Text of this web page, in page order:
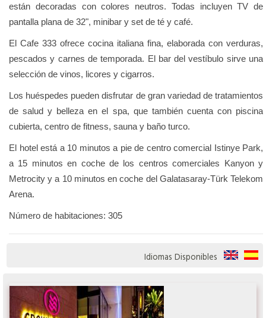
están decoradas con colores neutros. Todas incluyen TV de
pantalla plana de 32", minibar y set de té y café.
El Cafe 333 ofrece cocina italiana fina, elaborada con verduras,
pescados y carnes de temporada. El bar del vestíbulo sirve una
selección de vinos, licores y cigarros.
Los huéspedes pueden disfrutar de gran variedad de tratamientos
de salud y belleza en el spa, que también cuenta con piscina
cubierta, centro de fitness, sauna y baño turco.
El hotel está a 10 minutos a pie de centro comercial Istinye Park,
a 15 minutos en coche de los centros comerciales Kanyon y
Metrocity y a 10 minutos en coche del Galatasaray-Türk Telekom
Arena.
Número de habitaciones: 305
Idiomas Disponibles